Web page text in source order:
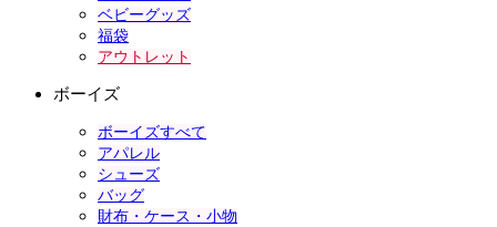
ベビーグッズ
福袋
アウトレット
ボーイズ
ボーイズすべて
アパレル
シューズ
バッグ
財布・ケース・小物